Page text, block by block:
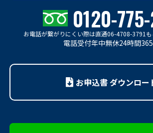
0120-
お電話が繋がりにくい際は直通06-4708-3791も
電話受付年中無休24時間
お申込書 ダウンロー